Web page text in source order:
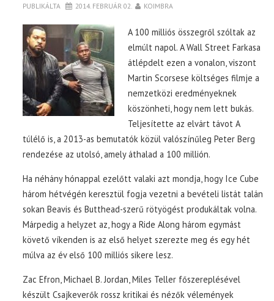
PUBLIKÁLTA 2014. FEBRUÁR 02. KOIMBRA
A 100 milliós összegről szóltak az
elmúlt napol. A Wall Street Farkasa
átlépdelt ezen a vonalon, viszont
Martin Scorsese költséges filmje a
nemzetközi eredményeknek
köszönheti, hogy nem lett bukás.
Teljesítette az elvárt távot A
túlélő is, a 2013-as bemutatók közül valószínűleg Peter Berg
rendezése az utolsó, amely áthalad a 100 millión.
Ha néhány hónappal ezelőtt valaki azt mondja, hogy Ice Cube
három hétvégén keresztül fogja vezetni a bevételi listát talán
sokan Beavis és Butthead-szerű rötyögést produkáltak volna.
Márpedig a helyzet az, hogy a Ride Along három egymást
követő víkenden is az első helyet szerezte meg és egy hét
múlva az év első 100 milliós sikere lesz.
Zac Efron, Michael B. Jordan, Miles Teller főszereplésével
készült Csajkeverők rossz kritikai és nézők vélemények